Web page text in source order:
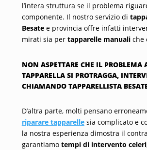
l’intera struttura se il problema
componente. Il nostro servizio di
Besatee provincia offre infatti
mirati sia per tapparelle manualiche
NON ASPETTARE CHE IL PROBLEMA
TAPPARELLA SI PROTRAGGA,
CHIAMANDO TAPPARELLISTA
D’altra parte, molti pensano
riparare tapparellesia complicato e
la nostra esperienza dimostra il
garantiamo tempi di intervento celeri